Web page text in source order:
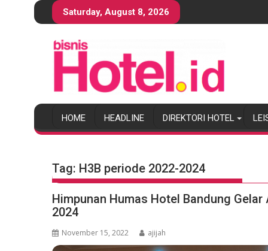
S
k
o
t
Saturday, August 8, 2026
HOME HEADLINE DIREKTORI HOTEL
Tag: H3B periode 2022-2024
Himpunan Humas Hotel Bandung
2024
November 15, 2022 ajijah